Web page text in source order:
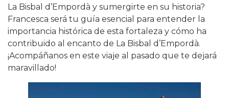
La Bisbal d’Empordà y sumergirte en su historia?
Francesca será tu guía esencial para entender la
importancia histórica de esta fortaleza y cómo ha
contribuido al encanto de La Bisbal d’Empordà.
¡Acompáñanos en este viaje al pasado que te dejará
maravillado!